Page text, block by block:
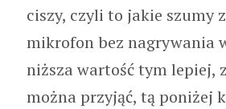
ciszy, czyli to jakie szumy
mikrofon bez nagrywania
niższa wartość tym lepiej,
można przyjąć, tą poniżej